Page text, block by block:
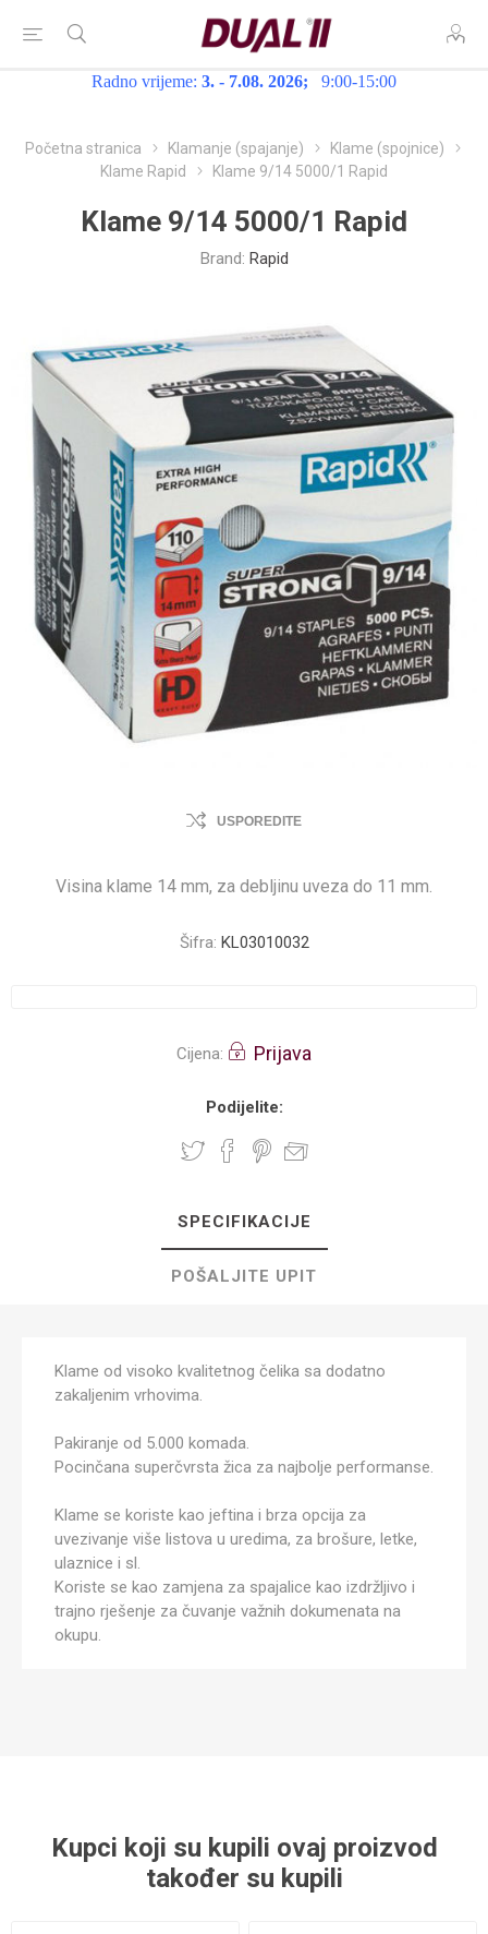
Radno vrijeme: 3. - 7.08. 2026; 9:00-15:00
Početna stranica Klamanje (spajanje)
Klame (spojnice)
Klame Rapid
Klame 9/14 5000/1 Rapid
Klame 9/14 5000/1 Rapid
Brand: Rapid
USPOREDITE
Visina klame 14 mm, za debljinu uveza do 11 mm.
Šifra: KL03010032
Cijena: Prijava
Podijelite:
SPECIFIKACIJE
POŠALJITE UPIT
Klame od visoko kvalitetnog čelika sa dodatno
zakaljenim vrhovima.
Pakiranje od 5.000 komada.
Pocinčana superčvrsta žica za najbolje performanse.
Klame se koriste kao jeftina i brza opcija za
uvezivanje više listova u uredima, za brošure, letke,
ulaznice i sl.
Koriste se kao zamjena za spajalice kao izdržljivo i
trajno rješenje za čuvanje važnih dokumenata na
okupu.
Kupci koji su kupili ovaj proizvod
također su kupili